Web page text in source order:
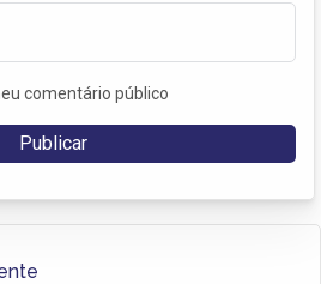
comentário público